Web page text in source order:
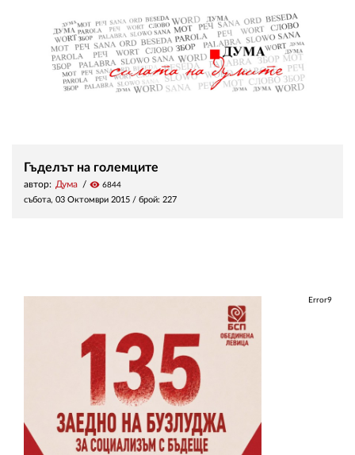
Гъделът на големците
автор: Дума visibility 6844
събота, 03 Октомври 2015 / брой: 227
Error9